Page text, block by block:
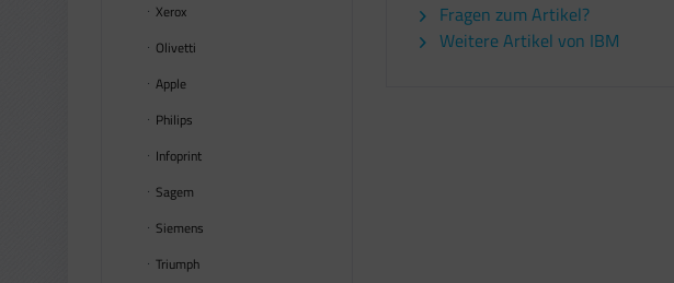
Xerox
Olivetti
Apple
Philips
Infoprint
Sagem
Siemens
Triumph
Fragen zum Artikel?
Weitere Artikel von IBM